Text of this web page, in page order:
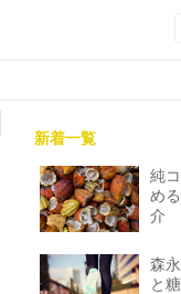
新着一覧
純
め
介
森
と